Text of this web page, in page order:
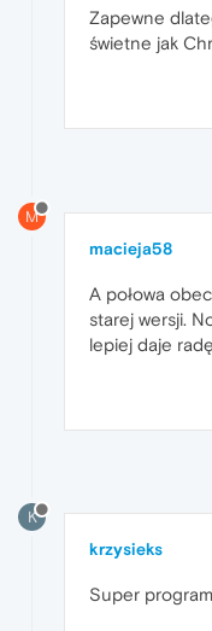
Zapewne
świetne jak
M
macieja58
A połowa
starej wersji.
lepiej daje
K
krzysieks
Super